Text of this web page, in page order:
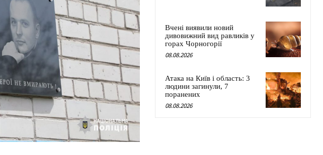
Вчені виявили новий
дивовижний вид равликів у
горах Чорногорії
08.08.2026
Атака на Київ і область: 3
людини загинули, 7
поранених
08.08.2026